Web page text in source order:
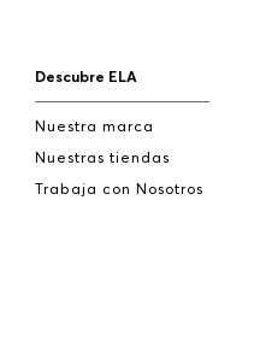
Descubre ELA
Nuestra marca
Nuestras tiendas
Trabaja con Nosotros